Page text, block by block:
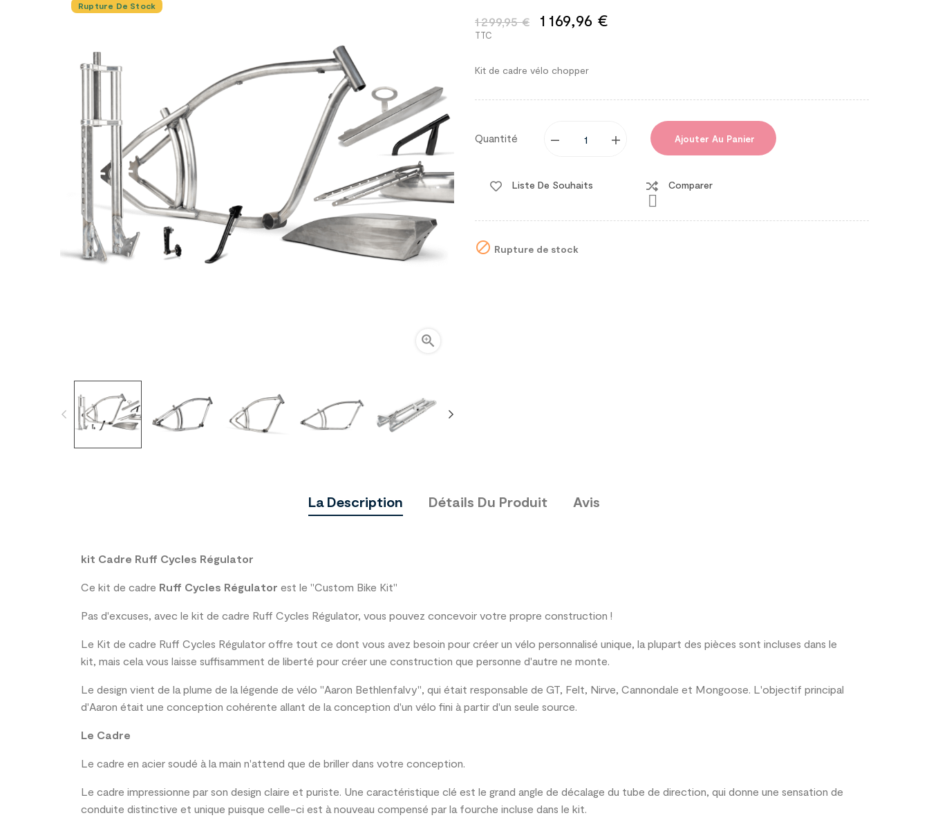
Rupture De Stock

1 299,95 € 1 169,96 €
TTC
Kit de cadre vélo chopper
Quantité Ajouter Au Panier
Liste De Souhaits

Comparer
 Rupture de stock
La Description Détails Du Produit Avis
kit Cadre Ruff Cycles Régulator
Ce kit de cadre Ruff Cycles Régulator est le "Custom Bike Kit"
Pas d'excuses, avec le kit de cadre Ruff Cycles Régulator, vous pouvez concevoir votre propre construction !
Le Kit de cadre Ruff Cycles Régulator offre tout ce dont vous avez besoin pour créer un vélo personnalisé unique, la plupart des pièces sont incluses dans le
kit, mais cela vous laisse suffisamment de liberté pour créer une construction que personne d'autre ne monte.
Le design vient de la plume de la légende de vélo "Aaron Bethlenfalvy", qui était responsable de GT, Felt, Nirve, Cannondale et Mongoose. L'objectif principal
d'Aaron était une conception cohérente allant de la conception d'un vélo fini à partir d'un seule source.
Le Cadre
Le cadre en acier soudé à la main n'attend que de briller dans votre conception.
Le cadre impressionne par son design claire et puriste. Une caractéristique clé est le grand angle de décalage du tube de direction, qui donne une sensation de
conduite distinctive et unique puisque celle-ci est à nouveau compensé par la fourche incluse dans le kit.